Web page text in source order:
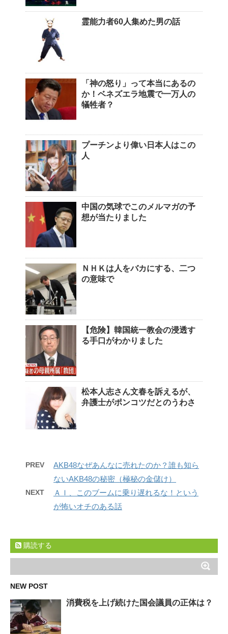
霊能力者60人集めた男の話
「神の怒り」って本当にあるの
か！ベネズエラ地震で一万人の
犠牲者？
プーチンより偉い日本人はこの
人
中国の気球でこのメルマガの予
想が当たりました
ＮＨＫは人をバカにする、二つ
の意味で
【危険】韓国統一教会の浸透す
る手口がわかりました
松本人志さん文春を訴えるが、
弁護士がポンコツだとのうわさ
PREV
AKB48なぜあんなに売れたのか？誰も知ら
ないAKB48の秘密（極秘の金儲け）
NEXT
ＡＩ、このブームに乗り遅れるな！という
が怖いオチのある話
購読する
NEW POST
消費税を上げ続けた国会議員の正体は？